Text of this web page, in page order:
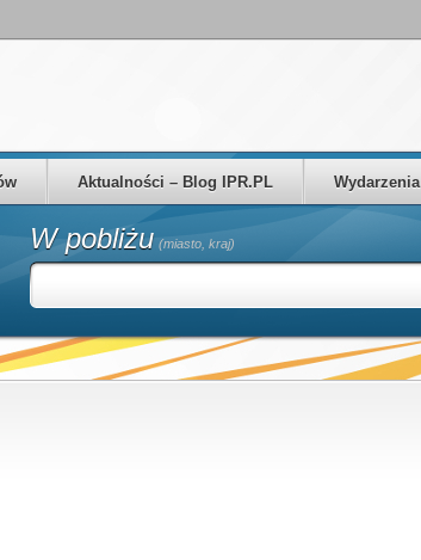
Aktualności – Blog IPR.PL Wydarzenia
W pobliżu (miasto, kraj)